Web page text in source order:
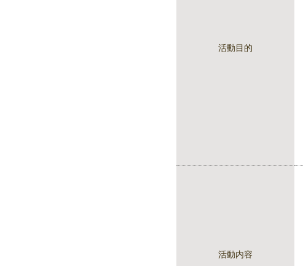
活動目的
活動内容